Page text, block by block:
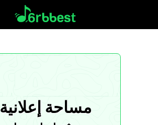
مساحة إعلانية